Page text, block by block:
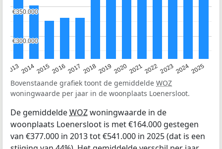
20132014201520162017 20182019 202020212022202320242025
€300.000
€300.000
€350.000
€350.000
Bovenstaande grafiek toont de gemiddelde WOZ
woningwaarde per jaar in de woonplaats Loenersloot.
De gemiddeldeWOZwoningwaarde in de
woonplaats Loenersloot is met €164.000 gestegen
van €377.000 in 2013 tot €541.000 in 2025 (dat is een